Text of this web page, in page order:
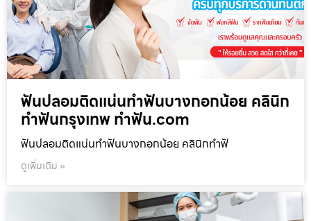
ฟันปลอมติดแน่นทำฟันบางกอกน้อย คลินิก
ทำฟันกรุงเทพ ทำฟัน.com
ฟันปลอมติดแน่นทำฟันบางกอกน้อย คลินิกทำฟั
ดูเพิ่มเติม »